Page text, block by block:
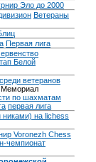
Эло до 2000
Ветераны
Первая лига
Белой
ветеранов
Мемориал
по шахматам
первая лига
на lichess
Voronezh Chess
чемпионат